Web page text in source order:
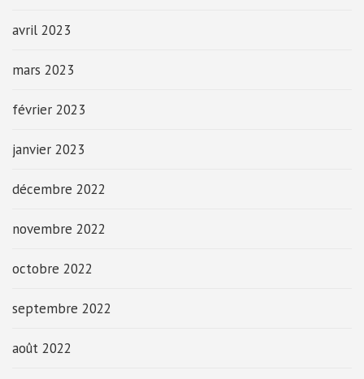
avril 2023
mars 2023
février 2023
janvier 2023
décembre 2022
novembre 2022
octobre 2022
septembre 2022
août 2022